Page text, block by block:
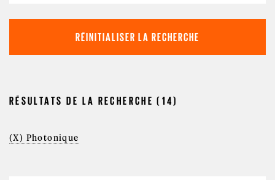
RÉINITIALISER LA RECHERCHE
RÉSULTATS DE LA RECHERCHE (14)
(X) Photonique